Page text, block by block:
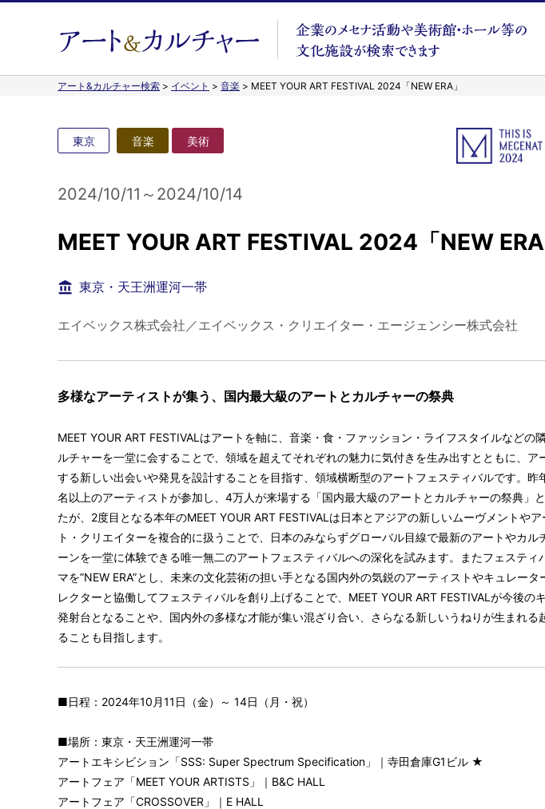
アート&カルチャー検索 > イベント > 音楽 > MEET YOUR ART FESTIVAL 2024「NEW ERA」
■アートフェア「CROSSOVER」
17組のギャラリー、アーティスト・ラン・スペース、キュレータ
年のアジアにおけるアートと様々なカルチャーが交差する風景」
切り取り展示・販売を行う。今年はフェスティバルテーマ「NEW
PROJECT ATAMIや、スタジオ航大など多様な形式の気鋭のギャ
た、韓国から清州を拠点に今年4月に開設されたギャラリーが参加
ジヌンと元BIGSTARで現代アーティストとしても精力的に活動す
ユニット「feeldog&jinwoon」が日本初出展する。
出展者：
NEORT++／HIBIS-CUS／PROJECT ATAMI／Marco Gallery／
東京 音楽 美術
2024/10/11～2024/10/14
MEET YOUR ART FESTIVAL 2024「NEW ERA
東京・天王洲運河一帯
エイベックス株式会社／エイベックス・クリエイター・エージェンシー株式会社
多様なアーティストが集う、国内最大級のアートとカルチャーの祭典
MEET YOUR ART FESTIVALはアートを軸に、音楽・食・ファッション・ライフスタイルなどの
ルチャーを一堂に会することで、領域を超えてそれぞれの魅力に気付きを生み出すとともに、ア
する新しい出会いや発見を設計することを目指す、領域横断型のアートフェスティバルです。昨
名以上のアーティストが参加し、4万人が来場する「国内最大級のアートとカルチャーの祭典」
たが、2度目となる本年のMEET YOUR ART FESTIVALは日本とアジアの新しいムーヴメントやア
ト・クリエイターを複合的に扱うことで、日本のみならずグローバル目線で最新のアートやカル
ーンを一堂に体験できる唯一無二のアートフェスティバルへの深化を試みます。またフェスティ
マを”NEW ERA”とし、未来の文化芸術の担い手となる国内外の気鋭のアーティストやキュレータ
レクターと協働してフェスティバルを創り上げることで、MEET YOUR ART FESTIVALが今後の
発射台となることや、国内外の多様な才能が集い混ざり合い、さらなる新しいうねりが生まれる
ることも目指します。
■日程：2024年10月11日（金）～ 14日（月・祝）
■場所：東京・天王洲運河一帯
アートエキシビション「SSS: Super Spectrum Specification」｜寺田倉庫G1ビル ★
アートフェア「MEET YOUR ARTISTS」｜B&C HALL
アートフェア「CROSSOVER」｜E HALL